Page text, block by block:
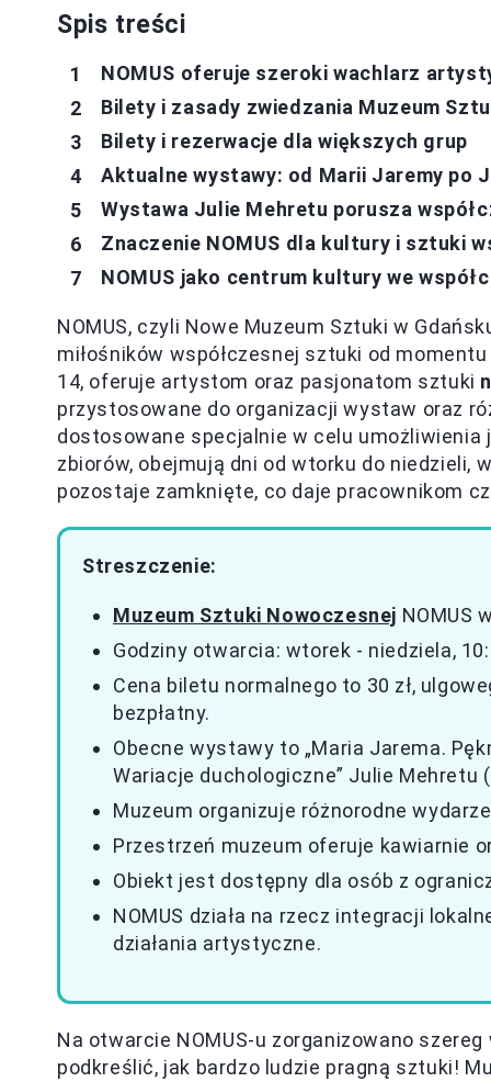
Spis treści
NOMUS oferuje szeroki wachlarz
Bilety i zasady zwiedzania Muzeum
Bilety i rezerwacje dla większych grup
Aktualne wystawy: od Marii Jaremy po
Wystawa Julie Mehretu porusza
Znaczenie NOMUS dla kultury i sztuki
NOMUS jako centrum kultury we
NOMUS, czyli Nowe Muzeum Sztuki w
miłośników współczesnej sztuki od
14, oferuje artystom oraz pasjonatom sztuki
przystosowane do organizacji wystaw oraz
dostosowane specjalnie w celu
zbiorów, obejmują dni od wtorku do niedzieli,
pozostaje zamknięte, co daje pracownikom
Streszczenie:
Muzeum Sztuki Nowoczesnej NOMUS
Godziny otwarcia: wtorek - niedziela,
Cena biletu normalnego to 30 zł,
bezpłatny.
Obecne wystawy to „Maria Jarema.
Wariacje duchologiczne” Julie Mehretu
Muzeum organizuje różnorodne
Przestrzeń muzeum oferuje kawiarnie
Obiekt jest dostępny dla osób z
NOMUS działa na rzecz integracji
działania artystyczne.
Na otwarcie NOMUS-u zorganizowano
podkreślić, jak bardzo ludzie pragną sztuki!